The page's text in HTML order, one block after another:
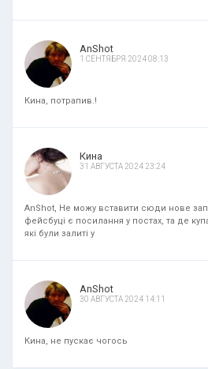
AnShot
1 СЕНТЯБРЯ 2024 08:13
Кина, потрапив.!
Кина
31 АВГУСТА 2024 23:24
AnShot, Не можу вставити сюди нове
фейсбуці є посилання у постах, та де
які були залиті у
AnShot
30 АВГУСТА 2024 14:11
Кина, не пускає чогось